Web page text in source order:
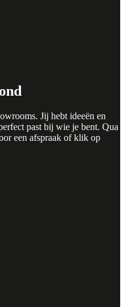
Jij hebt ideeën en
past bij wie je bent. Qua
een afspraak of klik op